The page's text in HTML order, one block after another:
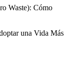
Waste): Cómo